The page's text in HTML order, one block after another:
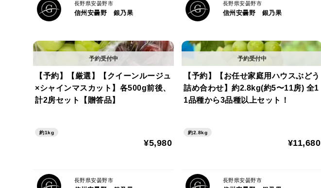
長野県安曇野市
信州安曇野 銀乃果
長野県安曇野市
信州安曇野 銀乃果
【予約】【厳選】【クイーンルージュ
×シャインマスカット】各500g前後、
計2房セット【贈答品】
約1kg
¥5,980
長野県安曇野市
【予約】【お任せ家庭用ハウスぶどう
詰め合わせ】約2.8kg(約5〜11房) 全1
1品種から3品種以上セット！
約2.8kg
¥11,680
長野県安曇野市